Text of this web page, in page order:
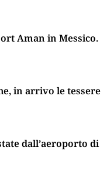
Aman in Messico.
in arrivo le tessere
dall’aeroporto di